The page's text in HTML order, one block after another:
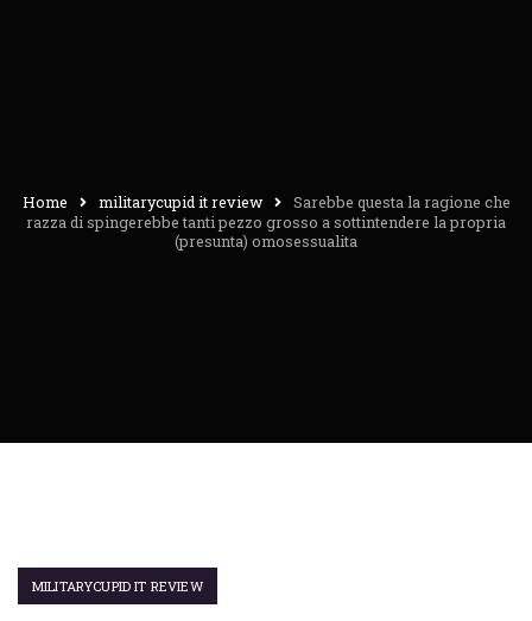
Home militarycupid it review
Sarebbe questa la ragione che
razza di spingerebbe tanti pezzo grosso a sottintendere la propria
(presunta) omosessualita
MILITARYCUPID IT REVIEW